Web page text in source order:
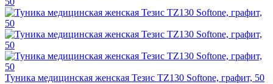
Туника медицинская женская Тезис TZ130 Softone, графит, 50